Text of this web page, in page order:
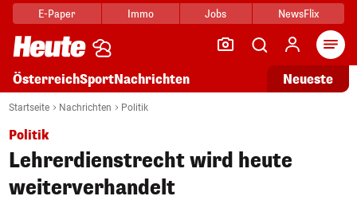
E-Paper Immo Jobs NewsFlix
ÖsterreichSportNachrichten Neueste
Startseite Nachrichten Politik
Politik
Lehrerdienstrecht wird heute
weiterverhandelt